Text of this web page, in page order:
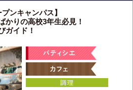
ンキャンパス】
かりの高校3年生必見！
ガイド！